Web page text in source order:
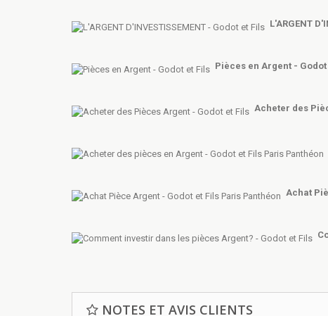
L'ARGENT
Pièces en Argent - Godot
Acheter des
Achat
NOTES ET AVIS CLIENTS